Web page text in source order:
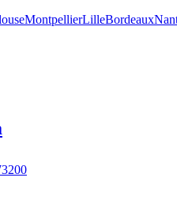
MontpellierLilleBordeaux